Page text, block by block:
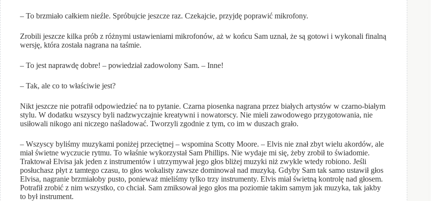
– To brzmiało całkiem nieźle. Spróbujcie jeszcze raz. Czekajcie, przyjdę poprawić mikrofony.
Zrobili jeszcze kilka prób z różnymi ustawieniami mikrofonów, aż w końcu Sam uznał, że są gotowi i wykonali finalną
wersję, która została nagrana na taśmie.
– To jest naprawdę dobre! – powiedział zadowolony Sam. – Inne!
– Tak, ale co to właściwie jest?
Nikt jeszcze nie potrafił odpowiedzieć na to pytanie. Czarna piosenka nagrana przez białych artystów w czarno-białym
stylu. W dodatku wszyscy byli nadzwyczajnie kreatywni i nowatorscy. Nie mieli zawodowego przygotowania, nie
usiłowali nikogo ani niczego naśladować. Tworzyli zgodnie z tym, co im w duszach grało.
– Wszyscy byliśmy muzykami poniżej przeciętnej – wspomina Scotty Moore. – Elvis nie znał zbyt wielu akordów, ale
miał świetne wyczucie rytmu. To właśnie wykorzystał Sam Phillips. Nie wydaje mi się, żeby zrobił to świadomie.
Traktował Elvisa jak jeden z instrumentów i utrzymywał jego głos bliżej muzyki niż zwykle wtedy robiono. Jeśli
posłuchasz płyt z tamtego czasu, to głos wokalisty zawsze dominował nad muzyką. Gdyby Sam tak samo ustawił głos
Elvisa, nagranie brzmiałoby pusto, ponieważ mieliśmy tylko trzy instrumenty. Elvis miał świetną kontrolę nad głosem.
Potrafił zrobić z nim wszystko, co chciał. Sam zmiksował jego głos ma poziomie takim samym jak muzyka, tak jakby
to był instrument.